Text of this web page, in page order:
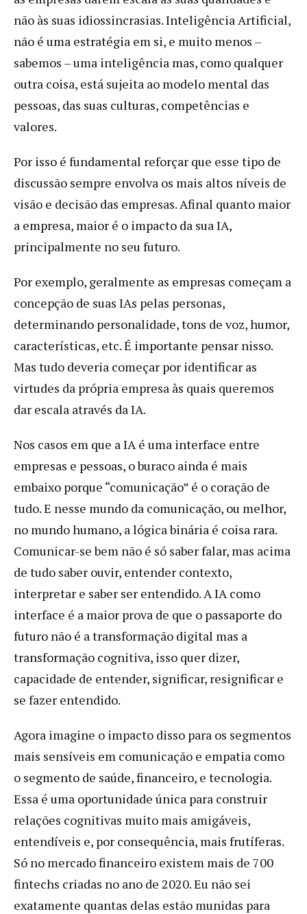
não às suas idiossincrasias. Inteligência Artificial,
não é uma estratégia em si, e muito menos –
sabemos – uma inteligência mas, como qualquer
outra coisa, está sujeita ao modelo mental das
pessoas, das suas culturas, competências e
valores.
Por isso é fundamental reforçar que esse tipo de
discussão sempre envolva os mais altos níveis de
visão e decisão das empresas. Afinal quanto maior
a empresa, maior é o impacto da sua IA,
principalmente no seu futuro.
Por exemplo, geralmente as empresas começam a
concepção de suas IAs pelas personas,
determinando personalidade, tons de voz, humor,
características, etc. É importante pensar nisso.
Mas tudo deveria começar por identificar as
virtudes da própria empresa às quais queremos
dar escala através da IA.
Nos casos em que a IA é uma interface entre
empresas e pessoas, o buraco ainda é mais
embaixo porque “comunicação” é o coração de
tudo. E nesse mundo da comunicação, ou melhor,
no mundo humano, a lógica binária é coisa rara.
Comunicar-se bem não é só saber falar, mas acima
de tudo saber ouvir, entender contexto,
interpretar e saber ser entendido. A IA como
interface é a maior prova de que o passaporte do
futuro não é a transformação digital mas a
transformação cognitiva, isso quer dizer,
capacidade de entender, significar, resignificar e
se fazer entendido.
Agora imagine o impacto disso para os segmentos
mais sensíveis em comunicação e empatia como
o segmento de saúde, financeiro, e tecnologia.
Essa é uma oportunidade única para construir
relações cognitivas muito mais amigáveis,
entendíveis e, por consequência, mais frutíferas.
Só no mercado financeiro existem mais de 700
fintechs criadas no ano de 2020. Eu não sei
exatamente quantas delas estão munidas para